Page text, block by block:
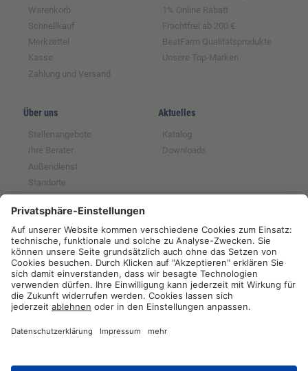
Warenkorb
Schnellkauf
Merkzettel
Kasse
Zahlung und Versand
1% Online Rabatt
Frachtfrei ab 200 €
BestFarm Qualitätsprodukte
Unsere Top-Marken
Über uns
Stellenangebote
Ihre Berater
Außendienst
Standorte
Aktuelles
Katalog
Downloads
Partnerschaften
Tochter der GFS SCE
Mitglied im BRS
Partner der RUW
Partner der Qnetics
Rechtliches
Impressum
Datenschutz
Widerrufsrecht
AGB
Batterieentsorgung